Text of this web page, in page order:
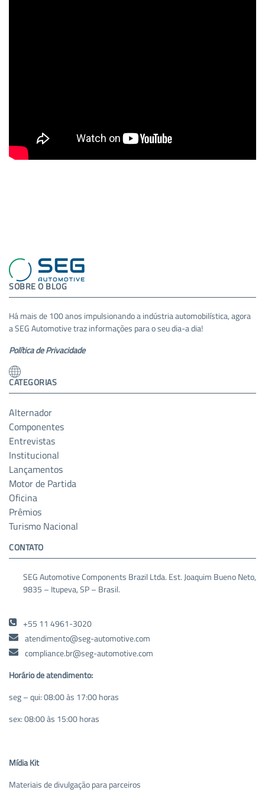
SOBRE O BLOG
Há mais de 100 anos impulsionando a indústria automobilística, agora
a SEG Automotive traz informações para o seu dia-a dia!
Política de Privacidade
CATEGORIAS
Alternador
Componentes
Entrevistas
Institucional
Lançamentos
Motor de Partida
Oficina
Prêmios
Turismo Nacional
CONTATO
SEG Automotive Components Brazil Ltda. Est. Joaquim Bueno Neto,
9835 – Itupeva, SP – Brasil.
+55 11 4961-3020
atendimento@seg-automotive.com
compliance.br@seg-automotive.com
Horário de atendimento:
seg – qui: 08:00 às 17:00 horas
sex: 08:00 às 15:00 horas
Mídia Kit
Materiais de divulgação para parceiros